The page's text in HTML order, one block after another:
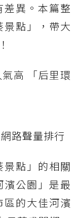
異。本篇整
點」，帶大
高 「后里環
路聲量排行
點」的相關
公園」是最
的大佳河濱